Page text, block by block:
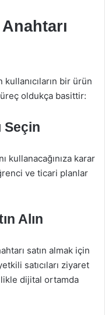
bir ürün
oldukça basittir:
Seçin
kullanacağınıza karar
ve ticari planlar
Alın
satın almak için
satıcıları ziyaret
dijital ortamda